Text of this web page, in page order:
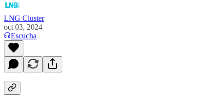
LNG Cluster
oct 03, 2024
Escucha